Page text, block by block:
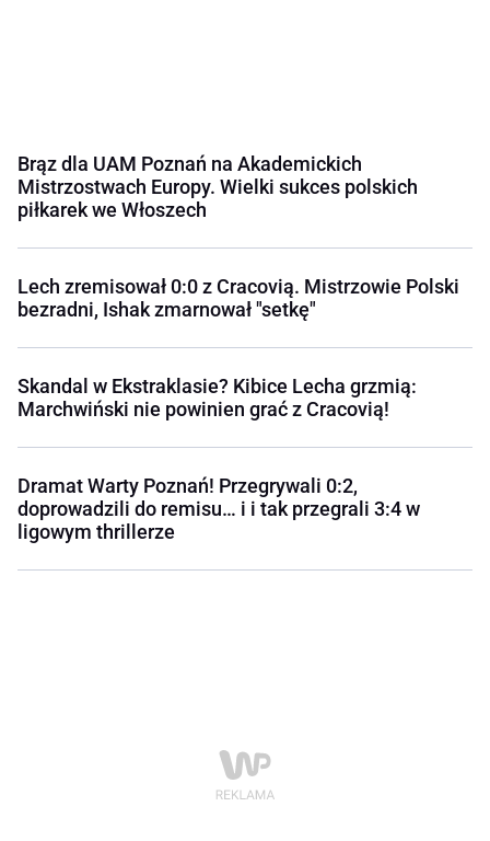
Brąz dla UAM Poznań na Akademickich
Mistrzostwach Europy. Wielki sukces polskich
piłkarek we Włoszech
Lech zremisował 0:0 z Cracovią. Mistrzowie Polski
bezradni, Ishak zmarnował "setkę"
Skandal w Ekstraklasie? Kibice Lecha grzmią:
Marchwiński nie powinien grać z Cracovią!
Dramat Warty Poznań! Przegrywali 0:2,
doprowadzili do remisu… i i tak przegrali 3:4 w
ligowym thrillerze